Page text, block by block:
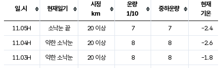
도시별 기상실황표로 지점, 날씨, 기온, 강수, 바람, 기압등을 안내한 표입
일.시 현재일기
시정
km
운량
1/10
중하운량
현재
기온
11.05H
소낙눈 끝 20 이상 7 7
-2.4
11.04H
약한 소낙눈 20 이상 8 8
-2.6
11.03H
약한 소낙눈 20 이상 8 8
-1.8